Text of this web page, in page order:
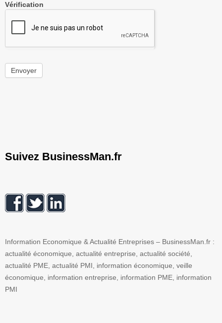
Vérification
Envoyer
Suivez BusinessMan.fr
Information Economique & Actualité Entreprises – BusinessMan.fr :
actualité économique, actualité entreprise, actualité société,
actualité PME, actualité PMI, information économique, veille
économique, information entreprise, information PME, information
PMI